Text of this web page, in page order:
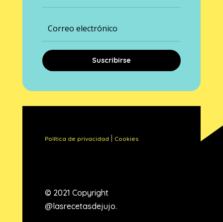
Suscribirse
Política de privacidad Cookies
© 2021 Copyright
@lasrecetasdejujo.